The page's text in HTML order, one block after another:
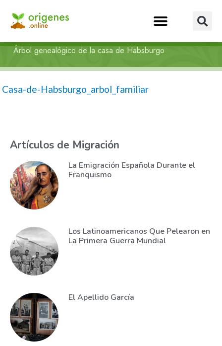
Árbol genealógico de la casa de Habsburgo
Casa-de-Habsburgo_arbol_familiar
Artículos de Migración
La Emigración Española Durante el
Franquismo
Los Latinoamericanos Que Pelearon en
La Primera Guerra Mundial
El Apellido García